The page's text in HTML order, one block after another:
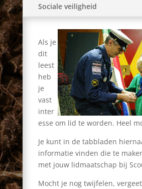
Sociale veiligheid
Als je
dit
leest
heb
je
vast
inter
esse om lid te worden. Heel
Je kunt in de tabbladen
informatie vinden die te
met jouw lidmaatschap bij
Mocht je nog twijfelen,